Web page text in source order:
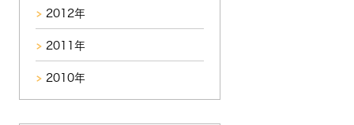
2012年
2011年
2010年